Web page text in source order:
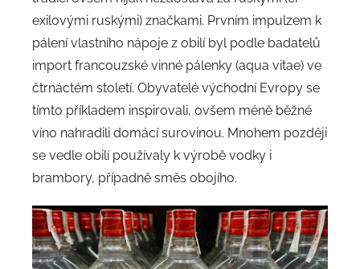
exilovými ruskými) značkami. Prvním impulzem k
pálení vlastního nápoje z obilí byl podle badatelů
import francouzské vinné pálenky (aqua vitae) ve
čtrnáctém století. Obyvatelé východní Evropy se
tímto příkladem inspirovali, ovšem méně běžné
víno nahradili domácí surovinou. Mnohem později
se vedle obilí používaly k výrobě vodky i
brambory, případně směs obojího.